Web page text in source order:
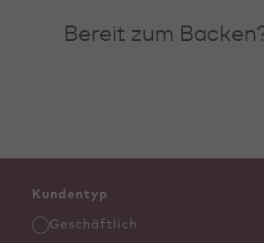
Bereit zum
Kundentyp
Geschäftlich